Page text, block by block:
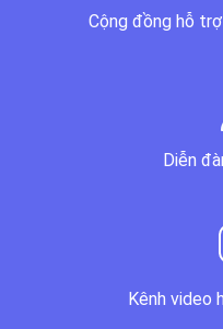
Cộng đồng hỗ
Diễn
Kênh video